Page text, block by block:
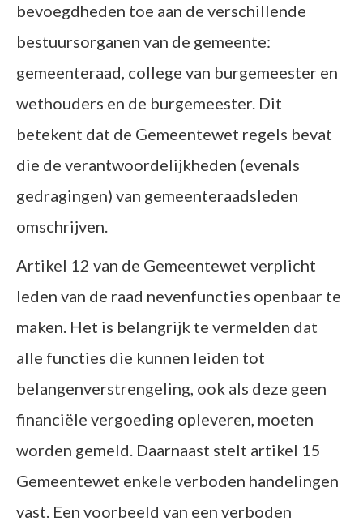
bevoegdheden toe aan de verschillende
bestuursorganen van de gemeente:
gemeenteraad, college van burgemeester en
wethouders en de burgemeester. Dit
betekent dat de Gemeentewet regels bevat
die de verantwoordelijkheden (evenals
gedragingen) van gemeenteraadsleden
omschrijven.
Artikel 12 van de Gemeentewet verplicht
leden van de raad nevenfuncties openbaar te
maken. Het is belangrijk te vermelden dat
alle functies die kunnen leiden tot
belangenverstrengeling, ook als deze geen
financiële vergoeding opleveren, moeten
worden gemeld. Daarnaast stelt artikel 15
Gemeentewet enkele verboden handelingen
vast. Een voorbeeld van een verboden